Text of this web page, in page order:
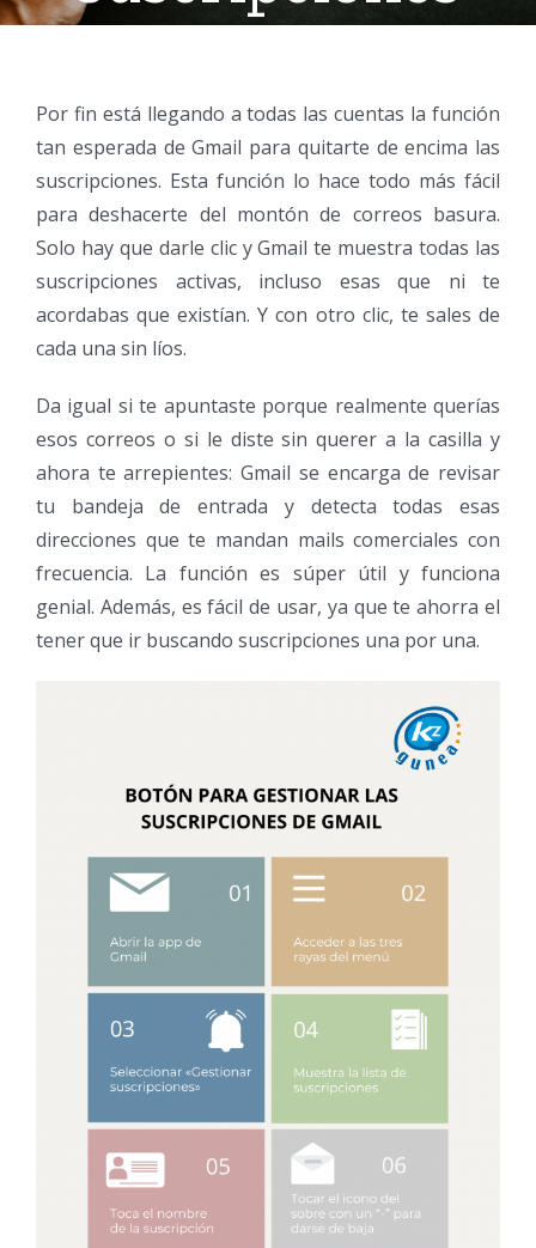
Por fin está llegando a todas las cuentas la función
tan esperada de Gmail para quitarte de encima las
suscripciones. Esta función lo hace todo más fácil
para deshacerte del montón de correos basura.
Solo hay que darle clic y Gmail te muestra todas las
suscripciones activas, incluso esas que ni te
acordabas que existían. Y con otro clic, te sales de
cada una sin líos.
Da igual si te apuntaste porque realmente querías
esos correos o si le diste sin querer a la casilla y
ahora te arrepientes: Gmail se encarga de revisar
tu bandeja de entrada y detecta todas esas
direcciones que te mandan mails comerciales con
frecuencia. La función es súper útil y funciona
genial. Además, es fácil de usar, ya que te ahorra el
tener que ir buscando suscripciones una por una.